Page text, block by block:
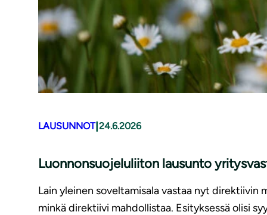
LAUSUNNOT| 24.6.2026
Luonnonsuojeluliiton lausunto
Lain yleinen soveltamisala vastaa nyt direktiivin
minkä direktiivi mahdollistaa. Esityksessä olisi